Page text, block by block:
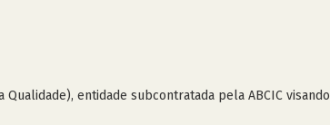
entidade subcontratada pela ABCIC visando